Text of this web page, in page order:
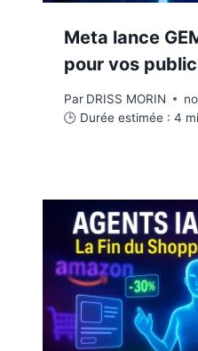
Meta lance
pour vos
Par DRISS MORIN
🕒 Durée estimée : 4